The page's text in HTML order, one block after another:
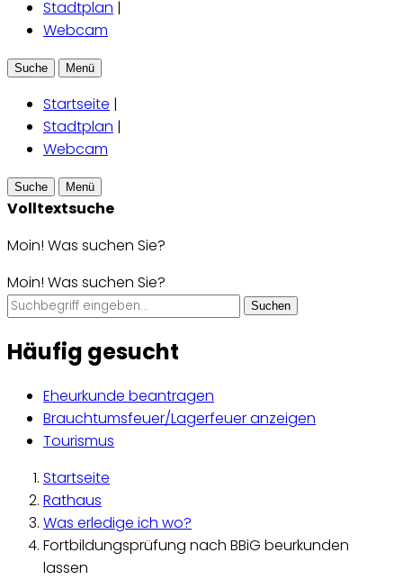
Stadtplan |
Webcam
Suche Menü
Startseite |
Stadtplan |
Webcam
Suche Menü
Volltextsuche
Moin! Was suchen Sie?
Moin! Was suchen Sie?
Suchen
Häufig gesucht
Eheurkunde beantragen
Brauchtumsfeuer/Lagerfeuer anzeigen
Tourismus
Startseite
Rathaus
Was erledige ich wo?
Fortbildungsprüfung nach BBiG beurkunden
lassen